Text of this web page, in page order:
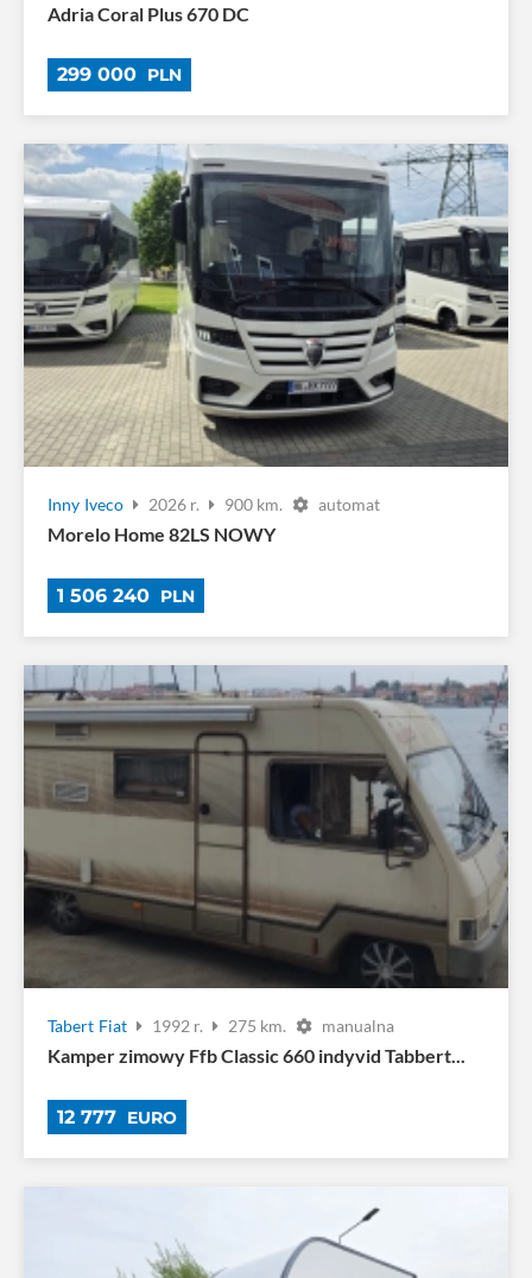
Adria Coral Plus 670 DC
299 000 PLN
Inny Iveco 2026 r. 900 km. automat
Morelo Home 82LS NOWY
1 506 240 PLN
Tabert Fiat 1992 r. 275 km. manualna
Kamper zimowy Ffb Classic 660 indyvid Tabbert...
12 777 EURO